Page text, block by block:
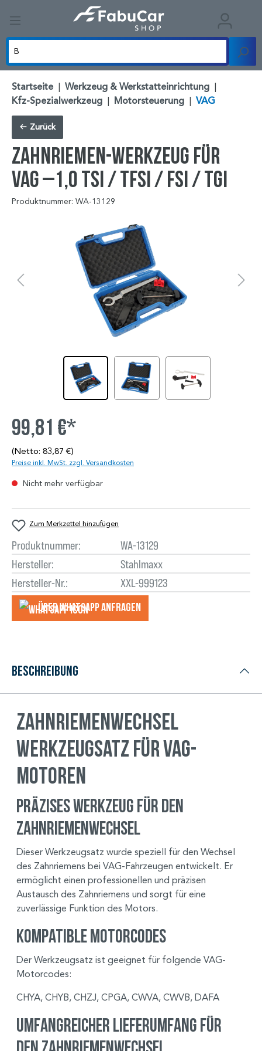
Startseite | Werkzeug & Werkstatteinrichtung |
Kfz-Spezialwerkzeug | Motorsteuerung | VAG
Zurück
Zahnriemen-Werkzeug für
VAG –1,0 TSI / TFSI / FSI / TGI
Produktnummer: WA-13129
99,81 €*
(Netto: 83,87 €)
Preise inkl. MwSt. zzgl. Versandkosten
Nicht mehr verfügbar
Zum Merkzettel hinzufügen
Produktnummer:
WA-13129
Hersteller:
Stahlmaxx
Hersteller-Nr.:
XXL-999123
Über WhatsApp anfragеn
Beschreibung
Zahnriemenwechsel
Werkzeugsatz für VAG-
Motoren
Präzises Werkzeug für den
Zahnriemenwechsel
Dieser Werkzeugsatz wurde speziell für den Wechsel
des Zahnriemens bei VAG-Fahrzeugen entwickelt. Er
ermöglicht einen professionellen und präzisen
Austausch des Zahnriemens und sorgt für eine
zuverlässige Funktion des Motors.
Kompatible Motorcodes
Der Werkzeugsatz ist geeignet für folgende VAG-
Motorcodes:
CHYA, CHYB, CHZJ, CPGA, CWVA, CWVB, DAFA
Umfangreicher Lieferumfang für